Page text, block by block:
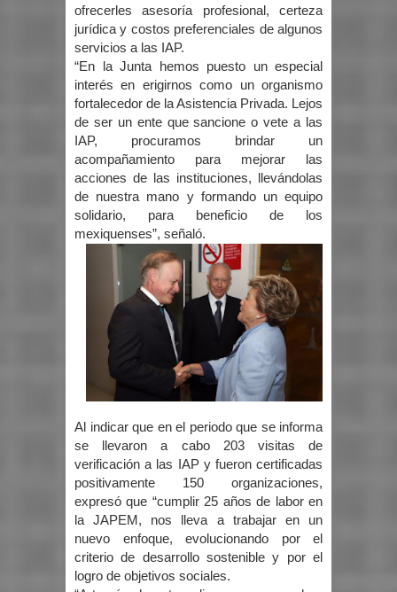
ofrecerles asesoría profesional, certeza
jurídica y costos preferenciales de algunos
servicios a las IAP.
“En la Junta hemos puesto un especial
interés en erigirnos como un organismo
fortalecedor de la Asistencia Privada. Lejos
de ser un ente que sancione o vete a las
IAP, procuramos brindar un
acompañamiento para mejorar las
acciones de las instituciones, llevándolas
de nuestra mano y formando un equipo
solidario, para beneficio de los
mexiquenses”, señaló.
Al indicar que en el periodo que se informa
se llevaron a cabo 203 visitas de
verificación a las IAP y fueron certificadas
positivamente 150 organizaciones,
expresó que “cumplir 25 años de labor en
la JAPEM, nos lleva a trabajar en un
nuevo enfoque, evolucionando por el
criterio de desarrollo sostenible y por el
logro de objetivos sociales.